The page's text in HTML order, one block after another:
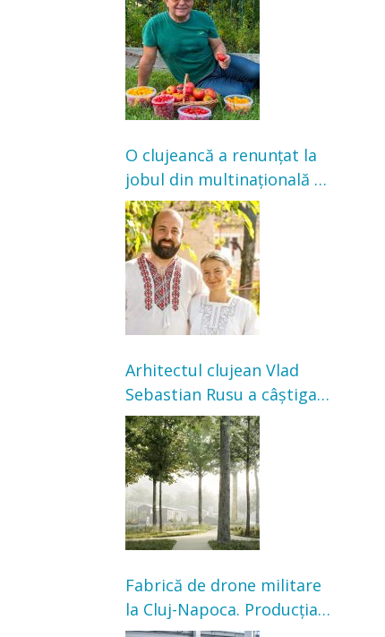
nu poate oferi această
satisfacție”
O clujeancă a renunțat la
jobul din multinațională și
s-a mutat la țară. Acum
cultivă legume în grădina
bunicilor
Arhitectul clujean Vlad
Sebastian Rusu a câștigat
concursul pentru
transformarea Grădinii
Casei Universitarilor
Fabrică de drone militare
la Cluj-Napoca. Producția